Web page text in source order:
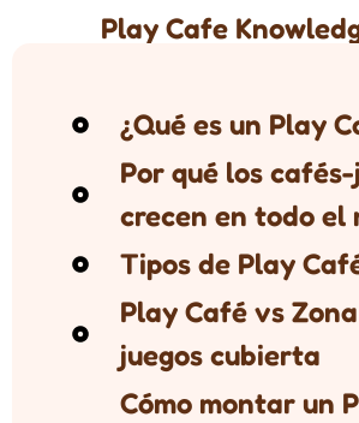
Play Cafe
¿Qué es un Play
Por qué los
crecen en todo el
Tipos de Play
Play Café vs
juegos cubierta
Cómo montar un